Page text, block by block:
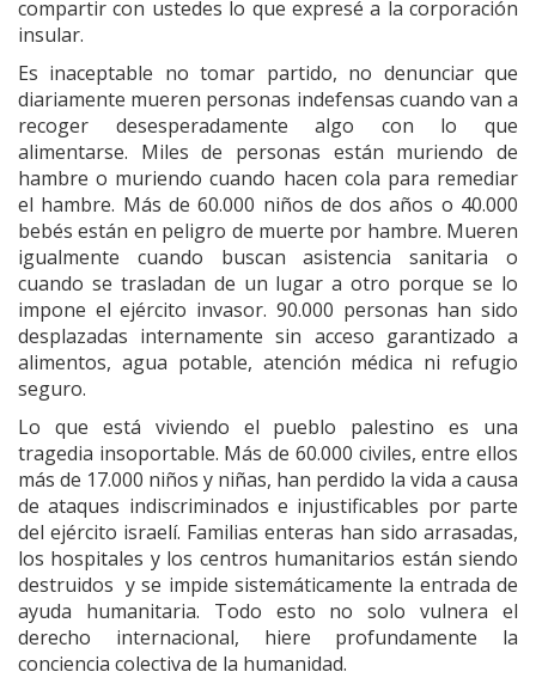
compartir con ustedes lo que expresé a la corporación
insular.
Es inaceptable no tomar partido, no denunciar que
diariamente mueren personas indefensas cuando van a
recoger desesperadamente algo con lo que
alimentarse. Miles de personas están muriendo de
hambre o muriendo cuando hacen cola para remediar
el hambre. Más de 60.000 niños de dos años o 40.000
bebés están en peligro de muerte por hambre. Mueren
igualmente cuando buscan asistencia sanitaria o
cuando se trasladan de un lugar a otro porque se lo
impone el ejército invasor. 90.000 personas han sido
desplazadas internamente sin acceso garantizado a
alimentos, agua potable, atención médica ni refugio
seguro.
Lo que está viviendo el pueblo palestino es una
tragedia insoportable. Más de 60.000 civiles, entre ellos
más de 17.000 niños y niñas, han perdido la vida a causa
de ataques indiscriminados e injustificables por parte
del ejército israelí. Familias enteras han sido arrasadas,
los hospitales y los centros humanitarios están siendo
destruidos y se impide sistemáticamente la entrada de
ayuda humanitaria. Todo esto no solo vulnera el
derecho internacional, hiere profundamente la
conciencia colectiva de la humanidad.